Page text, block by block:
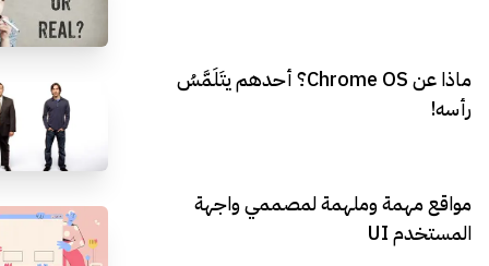
ماذا عن Chrome OS؟ أحدهم يتَلَمَّسُ
رأسه!
مواقع مهمة وملهمة لمصممي واجهة
المستخدم UI